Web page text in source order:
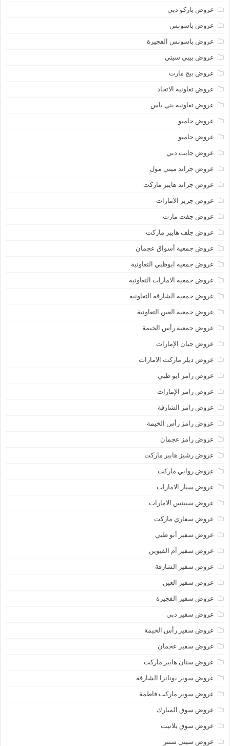
عروض باركو دبي
عروض باسونس
عروض باسونس الفجيرة
عروض بيبي سيتي
عروض بيج مارت
عروض تعاونية الاتحاد
عروض تعاونية بني ياس
عروض جامبو
عروض جامبو
عروض جايت دبي
عروض جراند ميني مول
عروض جراند هايبر ماركت
عروض جرير الامارات
عروض جفت مارت
عروض جلف هايبر ماركت
عروض جمعية أسواق عجمان
عروض جمعية ابوظبي التعاونية
عروض جمعية الامارات التعاونية
عروض جمعية الشارقة التعاونية
عروض جمعية العين التعاونية
عروض جمعية رأس الخيمة
عروض جيان الإمارات
عروض ديلز ماركت الامارات
عروض رامز ابو ظبي
عروض رامز الإمارات
عروض رامز الشارقة
عروض رامز رأس الخيمة
عروض رامز عجمان
عروض رشيز هايبر ماركت
عروض روابي ماركت
عروض سبار الامارات
عروض سبينس الامارات
عروض سفاري ماركت
عروض سفير أبو ظبي
عروض سفير أم القيوين
عروض سفير الشارقة
عروض سفير العين
عروض سفير الفجيرة
عروض سفير دبي
عروض سفير رأس الخيمة
عروض سفير عجمان
عروض سنان هايبر ماركت
عروض سوبر بونانزا الشارقة
عروض سوبر ماركت فاطمة
عروض سوق المبارك
عروض سوق بلانيت
عروض سيتي سنتر